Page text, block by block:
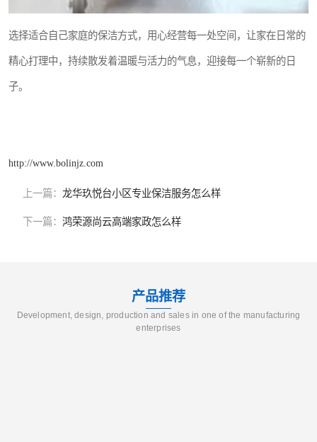
选择适合自己家庭的保洁方式，用心经营每一处空间，让家在日常的
精心打理中，持续散发着温暖与活力的气息，迎接每一个崭新的日
子。
http://www.bolinjz.com
上一篇： 龙华玖悦台小区专业保洁服务怎么样
下一篇： 鸿荣源尚云高端家政怎么样
产品推荐
Development, design, production and sales in one of the manufacturing
enterprises